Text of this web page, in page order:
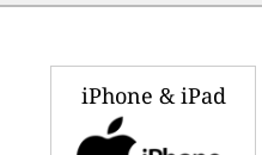
iPhone & iPad